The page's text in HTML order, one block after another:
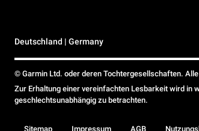
Deutschland | Germany
© Garmin Ltd. oder deren Tochtergesellschaften.
Zur Erhaltung einer vereinfachten Lesbarkeit wird in
geschlechtsunabhängig zu betrachten.
Sitemap Impressum AGB